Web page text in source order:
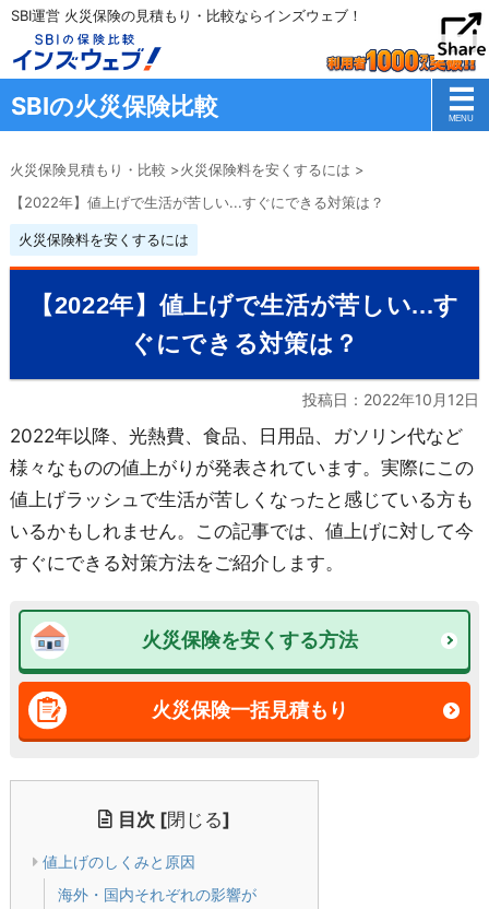
SBI運営 火災保険の見積もり・比較ならインズウェブ！
SBIの火災保険比較
火災保険見積もり・比較 >火災保険料を安くするには >
【2022年】値上げで生活が苦しい...すぐにできる対策は？
火災保険料を安くするには
【2022年】値上げで生活が苦しい...す
ぐにできる対策は？
投稿日： 2022年10月12日
2022年以降、光熱費、食品、日用品、ガソリン代など
様々なものの値上がりが発表されています。実際にこの
値上げラッシュで生活が苦しくなったと感じている方も
いるかもしれません。この記事では、値上げに対して今
すぐにできる対策方法をご紹介します。
火災保険を安くする方法
火災保険一括見積もり
目次 [閉じる]
値上げのしくみと原因
海外・国内それぞれの影響が